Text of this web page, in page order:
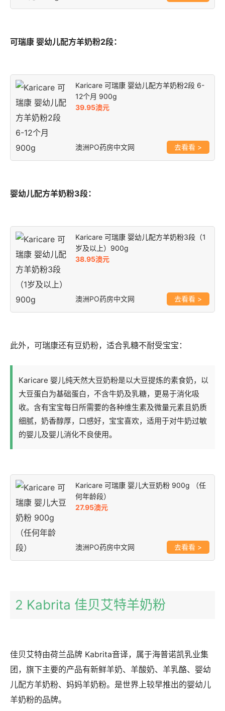
可瑞康 婴幼儿配方羊奶粉2段：
Karicare 可瑞康 婴幼儿配方羊奶粉2段 6-
12个月 900g
39.95澳元
澳洲PO药房中文网 >
婴幼儿配方羊奶粉3段：
Karicare 可瑞康 婴幼儿配方羊奶粉3段（1
岁及以上）900g
38.95澳元
澳洲PO药房中文网 >
此外，可瑞康还有豆奶粉，适合乳糖不耐受宝宝：
Karicare 婴儿纯天然大豆奶粉是以大豆提炼的素食奶，以
大豆蛋白为基础蛋白，不含牛奶及乳糖，更易于消化吸
收。含有宝宝每日所需要的各种维生素及微量元素且奶质
细腻，奶香醇厚，口感好，宝宝喜欢，适用于对牛奶过敏
的婴儿及婴儿消化不良使用。
Karicare 可瑞康 婴儿大豆奶粉 900g （任
何年龄段）
27.95澳元
澳洲PO药房中文网 >
2 Kabrita 佳贝艾特羊奶粉
佳贝艾特由荷兰品牌 Kabrita音译，属于海普诺凯乳业集
团，旗下主要的产品有新鲜羊奶、羊酸奶、羊乳酪、婴幼
儿配方羊奶粉、妈妈羊奶粉。是世界上较早推出的婴幼儿
羊奶粉的品牌。